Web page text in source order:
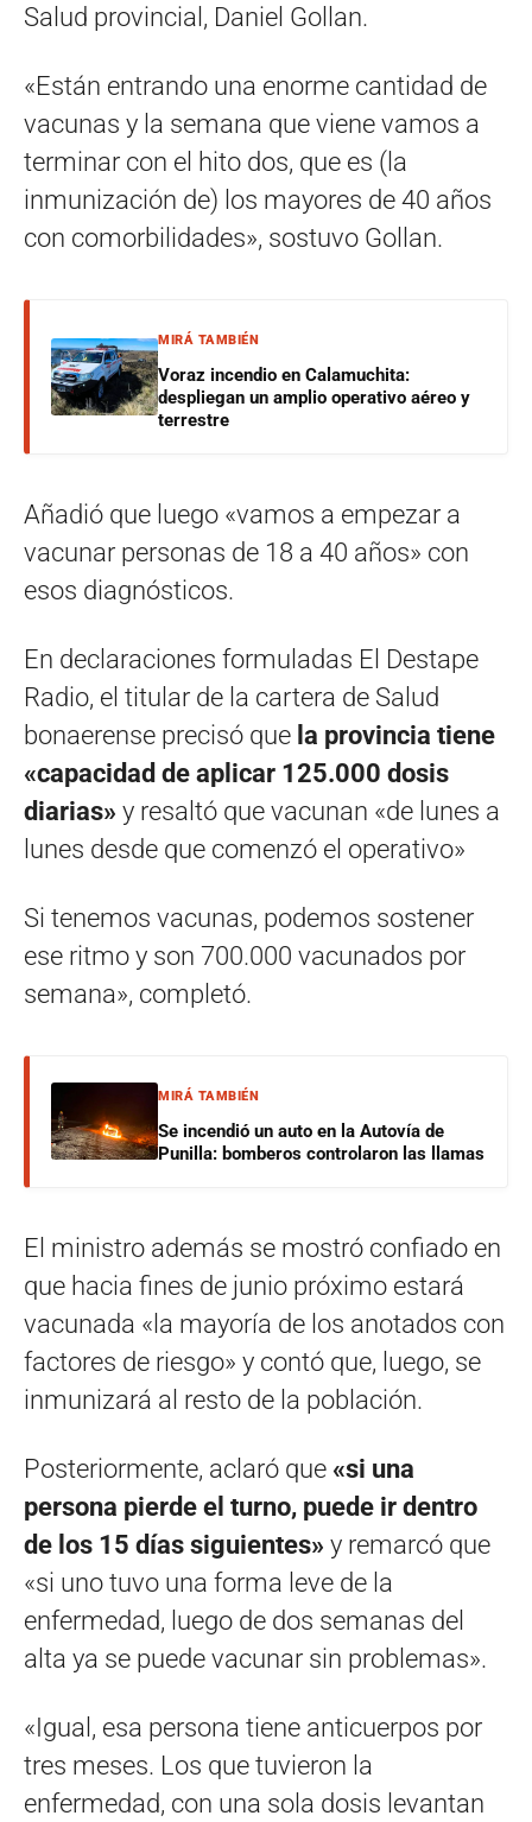
Salud provincial, Daniel Gollan.
«Están entrando una enorme cantidad de
vacunas y la semana que viene vamos a
terminar con el hito dos, que es (la
inmunización de) los mayores de 40 años
con comorbilidades», sostuvo Gollan.
MIRÁ TAMBIÉN
Voraz incendio en Calamuchita:
despliegan un amplio operativo aéreo y
terrestre
Añadió que luego «vamos a empezar a
vacunar personas de 18 a 40 años» con
esos diagnósticos.
En declaraciones formuladas El Destape
Radio, el titular de la cartera de Salud
bonaerense precisó que la provincia tiene
«capacidad de aplicar 125.000 dosis
diarias» y resaltó que vacunan «de lunes a
lunes desde que comenzó el operativo»
Si tenemos vacunas, podemos sostener
ese ritmo y son 700.000 vacunados por
semana», completó.
MIRÁ TAMBIÉN
Se incendió un auto en la Autovía de
Punilla: bomberos controlaron las llamas
El ministro además se mostró confiado en
que hacia fines de junio próximo estará
vacunada «la mayoría de los anotados con
factores de riesgo» y contó que, luego, se
inmunizará al resto de la población.
Posteriormente, aclaró que «si una
persona pierde el turno, puede ir dentro
de los 15 días siguientes» y remarcó que
«si uno tuvo una forma leve de la
enfermedad, luego de dos semanas del
alta ya se puede vacunar sin problemas».
«Igual, esa persona tiene anticuerpos por
tres meses. Los que tuvieron la
enfermedad, con una sola dosis levantan